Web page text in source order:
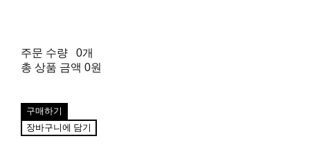
주문 수량
0개
총 상품 금액 0원
구매하기
장바구니에 담기